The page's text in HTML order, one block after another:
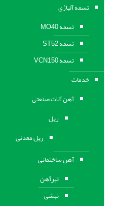
تسمه آلیاژی
تسمه MO40
تسمه ST52
تسمه VCN150
خدمات
آهن آلات صنعتی
ریل
ریل معدنی
آهن ساختمانی
تیرآهن
نبشی